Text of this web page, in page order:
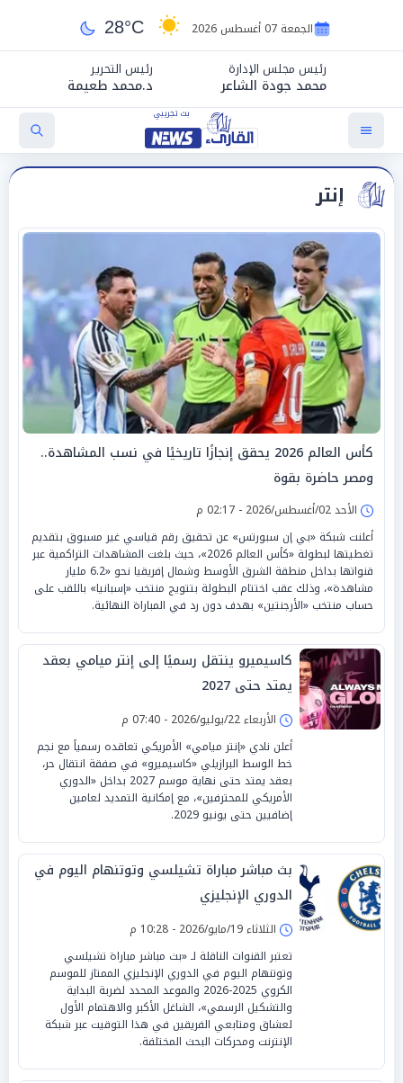
الجمعة 07 أغسطس 2026 28°C
رئيس مجلس الإدارة
محمد جودة الشاعر
رئيس التحرير
د.محمد طعيمة
إنتر
كأس العالم 2026 يحقق إنجازًا تاريخيًا في نسب المشاهدة..
ومصر حاضرة بقوة
الأحد 02/أغسطس/2026 - 02:17 م
أعلنت شبكة «بي إن سبورتس» عن تحقيق رقم قياسي غير مسبوق بتقديم
تغطيتها لبطولة «كأس العالم 2026»، حيث بلغت المشاهدات التراكمية عبر
قنواتها بداخل منطقة الشرق الأوسط وشمال إفريقيا نحو «6.2 مليار
مشاهدة»، وذلك عقب اختتام البطولة بتتويج منتخب «إسبانيا» باللقب على
حساب منتخب «الأرجنتين» بهدف دون رد في المباراة النهائية.
كاسيميرو ينتقل رسميًا إلى إنتر ميامي بعقد
يمتد حتى 2027
الأربعاء 22/يوليو/2026 - 07:40 م
أعلن نادي «إنتر ميامي» الأمريكي تعاقده رسمياً مع نجم
خط الوسط البرازيلي «كاسيميرو» في صفقة انتقال حر،
بعقد يمتد حتى نهاية موسم 2027 بداخل «الدوري
الأمريكي للمحترفين»، مع إمكانية التمديد لعامين
إضافيين حتى يونيو 2029.
بث مباشر مباراة تشيلسي وتوتنهام اليوم في
الدوري الإنجليزي
الثلاثاء 19/مايو/2026 - 10:28 م
تعتبر القنوات الناقلة لـ «بث مباشر مباراة تشيلسي
وتوتنهام اليوم في الدوري الإنجليزي الممتاز للموسم
الكروي 2025-2026 والموعد المحدد لضربة البداية
والتشكيل الرسمي»، الشاغل الأكبر والاهتمام الأول
لعشاق ومتابعي الفريقين في هذا التوقيت عبر شبكة
الإنترنت ومحركات البحث المختلفة.